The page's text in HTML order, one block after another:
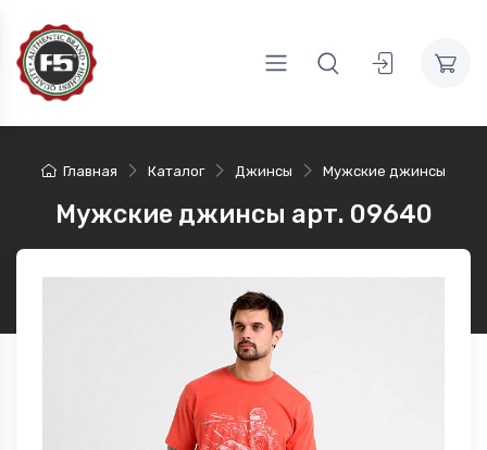
Главная Каталог Джинсы Мужские джинсы
Мужские джинсы арт. 09640